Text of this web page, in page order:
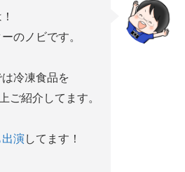
のノビです。
冷凍食品を
ご紹介してます。
出演してます！